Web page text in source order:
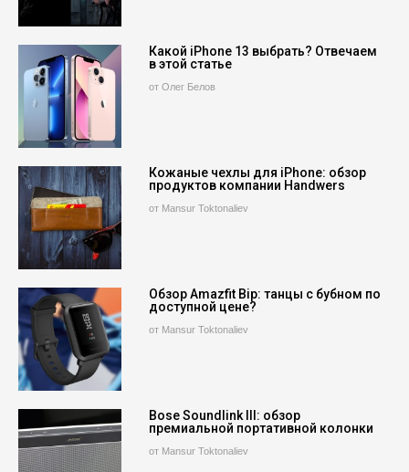
Какой iPhone 13 выбрать? Отвечаем
в этой статье
от Олег Белов
Кожаные чехлы для iPhone: обзор
продуктов компании Handwers
от Mansur Toktonaliev
Обзор Amazfit Bip: танцы с бубном по
доступной цене?
от Mansur Toktonaliev
Bose Soundlink III: обзор
премиальной портативной колонки
от Mansur Toktonaliev